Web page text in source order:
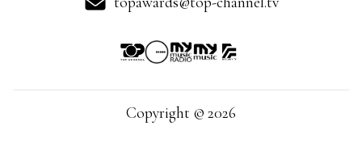
Copyright © 2026